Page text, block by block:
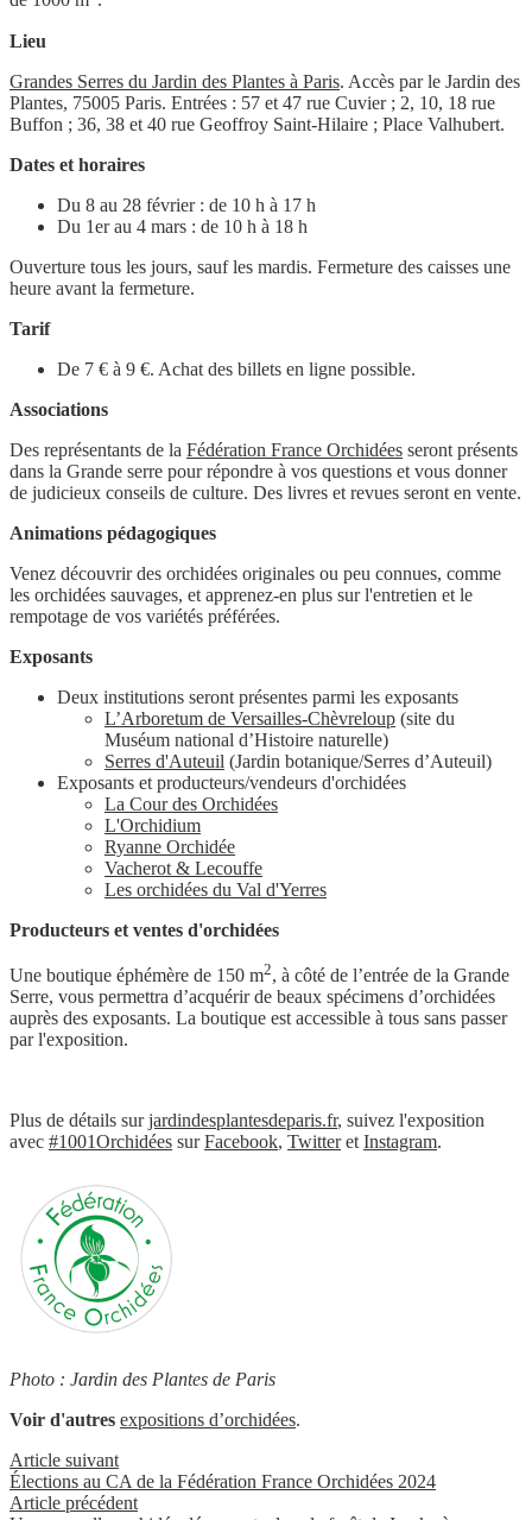
Lieu
Grandes Serres du Jardin des Plantes à Paris. Accès par le Jardin des
Plantes, 75005 Paris. Entrées : 57 et 47 rue Cuvier ; 2, 10, 18 rue
Buffon ; 36, 38 et 40 rue Geoffroy Saint-Hilaire ; Place Valhubert.
Dates et horaires
Du 8 au 28 février : de 10 h à 17 h
Du 1er au 4 mars : de 10 h à 18 h
Ouverture tous les jours, sauf les mardis. Fermeture des caisses une
heure avant la fermeture.
Tarif
De 7 € à 9 €. Achat des billets en ligne possible.
Associations
Des représentants de la Fédération France Orchidées seront présents
dans la Grande serre pour répondre à vos questions et vous donner
de judicieux conseils de culture. Des livres et revues seront en vente.
Animations pédagogiques
Venez découvrir des orchidées originales ou peu connues, comme
les orchidées sauvages, et apprenez-en plus sur l'entretien et le
rempotage de vos variétés préférées.
Exposants
Deux institutions seront présentes parmi les exposants
L’Arboretum de Versailles-Chèvreloup (site du
Muséum national d’Histoire naturelle)
Serres d'Auteuil (Jardin botanique/Serres d’Auteuil)
Exposants et producteurs/vendeurs d'orchidées
La Cour des Orchidées
L'Orchidium
Ryanne Orchidée
Vacherot & Lecouffe
Les orchidées du Val d'Yerres
Producteurs et ventes d'orchidées
Une boutique éphémère de 150 m2, à côté de l’entrée de la Grande
Serre, vous permettra d’acquérir de beaux spécimens d’orchidées
auprès des exposants. La boutique est accessible à tous sans passer
par l'exposition.
Plus de détails surjardindesplantesdeparis.fr, suivez l'exposition
avec #1001Orchidées surFacebook, Twitteret Instagram.
Photo : Jardin des Plantes de Paris
Voir d'autres expositions d’orchidées.
Article suivant
Élections au CA de la Fédération France Orchidées 2024
Article précédent